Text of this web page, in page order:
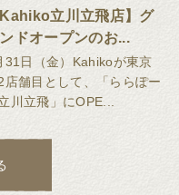
Kahiko立川立飛店】グ
ドオープンのお...
31日（金）Kahikoが東京
店舗目として、「ららぽー
川立飛」にOPE...